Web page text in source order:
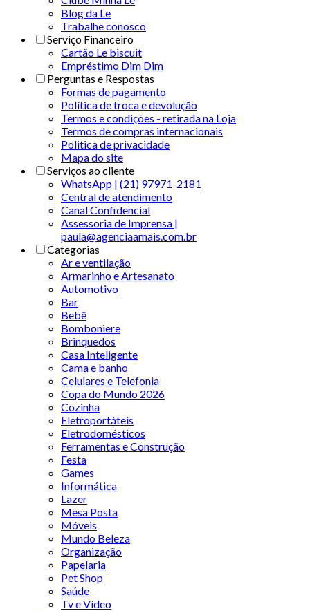
Blog da Le
Trabalhe conosco
Serviço Financeiro
Cartão Le biscuit
Empréstimo Dim Dim
Perguntas e Respostas
Formas de pagamento
Política de troca e devolução
Termos e condições - retirada na Loja
Termos de compras internacionais
Politica de privacidade
Mapa do site
Serviços ao cliente
WhatsApp | (21) 97971-2181
Central de atendimento
Canal Confidencial
Assessoria de Imprensa |
paula@agenciaamais.com.br
Categorias
Ar e ventilação
Armarinho e Artesanato
Automotivo
Bar
Bebê
Bomboniere
Brinquedos
Casa Inteligente
Cama e banho
Celulares e Telefonia
Copa do Mundo 2026
Cozinha
Eletroportáteis
Eletrodomésticos
Ferramentas e Construção
Festa
Games
Informática
Lazer
Mesa Posta
Móveis
Mundo Beleza
Organização
Papelaria
Pet Shop
Saúde
Tv e Vídeo